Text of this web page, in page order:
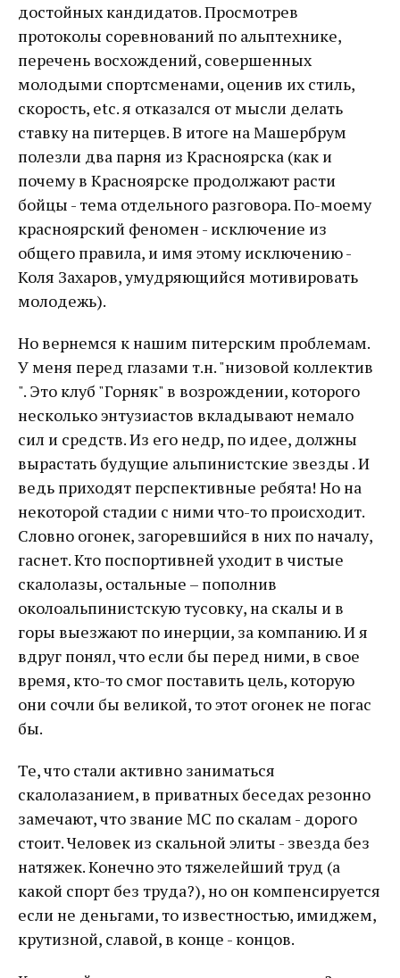
достойных кандидатов. Просмотрев
протоколы соревнований по альптехнике,
перечень восхождений, совершенных
молодыми спортсменами, оценив их стиль,
скорость, etc. я отказался от мысли делать
ставку на питерцев. В итоге на Машербрум
полезли два парня из Красноярска (как и
почему в Красноярске продолжают расти
бойцы - тема отдельного разговора. По-моему
красноярский феномен - исключение из
общего правила, и имя этому исключению -
Коля Захаров, умудряющийся мотивировать
молодежь).
Но вернемся к нашим питерским проблемам.
У меня перед глазами т.н. "низовой коллектив
". Это клуб "Горняк" в возрождении, которого
несколько энтузиастов вкладывают немало
сил и средств. Из его недр, по идее, должны
вырастать будущие альпинистские звезды . И
ведь приходят перспективные ребята! Но на
некоторой стадии с ними что-то происходит.
Словно огонек, загоревшийся в них по началу,
гаснет. Кто поспортивней уходит в чистые
скалолазы, остальные – пополнив
околоальпинистскую тусовку, на скалы и в
горы выезжают по инерции, за компанию. И я
вдруг понял, что если бы перед ними, в свое
время, кто-то смог поставить цель, которую
они сочли бы великой, то этот огонек не погас
бы.
Те, что стали активно заниматься
скалолазанием, в приватных беседах резонно
замечают, что звание МС по скалам - дорого
стоит. Человек из скальной элиты - звезда без
натяжек. Конечно это тяжелейший труд (а
какой спорт без труда?), но он компенсируется
если не деньгами, то известностью, имиджем,
крутизной, славой, в конце - концов.